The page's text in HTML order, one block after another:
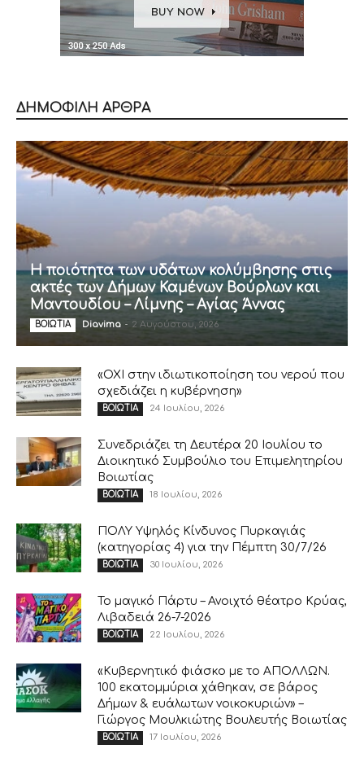
ΔΗΜΟΦΙΛΗ ΑΡΘΡΑ
Η ποιότητα των υδάτων κολύμβησης στις
ακτές των Δήμων Καμένων Βούρλων και
Μαντουδίου – Λίμνης – Αγίας Άννας
ΒΟΙΩΤΙΑ Diavima - 2 Αυγούστου, 2026
«ΟΧΙ στην ιδιωτικοποίηση του νερού που
σχεδιάζει η κυβέρνηση»
ΒΟΙΩΤΙΑ 24 Ιουλίου, 2026
Συνεδριάζει τη Δευτέρα 20 Ιουλίου το
Διοικητικό Συμβούλιο του Επιμελητηρίου
Βοιωτίας
ΒΟΙΩΤΙΑ 18 Ιουλίου, 2026
ΠΟΛΥ Υψηλός Κίνδυνος Πυρκαγιάς
(κατηγορίας 4) για την Πέμπτη 30/7/26
ΒΟΙΩΤΙΑ 30 Ιουλίου, 2026
Το μαγικό Πάρτυ – Ανοιχτό θέατρο Κρύας,
Λιβαδειά 26-7-2026
ΒΟΙΩΤΙΑ 22 Ιουλίου, 2026
«Κυβερνητικό φιάσκο με το ΑΠΟΛΛΩΝ.
100 εκατομμύρια χάθηκαν, σε βάρος
Δήμων & ευάλωτων νοικοκυριών» –
Γιώργος Μουλκιώτης Βουλευτής Βοιωτίας
ΒΟΙΩΤΙΑ 17 Ιουλίου, 2026